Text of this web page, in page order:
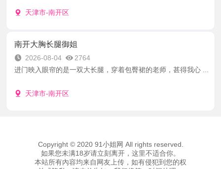
天津市-南开区
南开大胸长腿御姐
2026-08-04
2764
进门映入眼帘的是一双大长腿，穿着包臀裙的老师，甚得我心 ...
天津市-南开区
Copyright © 2020 91小姐网 All rights reserved.
如果您未满18岁请立刻离开，这里不适合你。
本站所有內容均来自网友上传，如有侵犯到您的权